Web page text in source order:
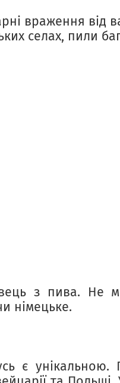
враження від
селах, пили
з пива. Не
німецьке.
є унікальною.